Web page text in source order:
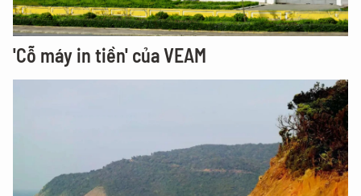
'Cỗ máy in tiền' của VEAM